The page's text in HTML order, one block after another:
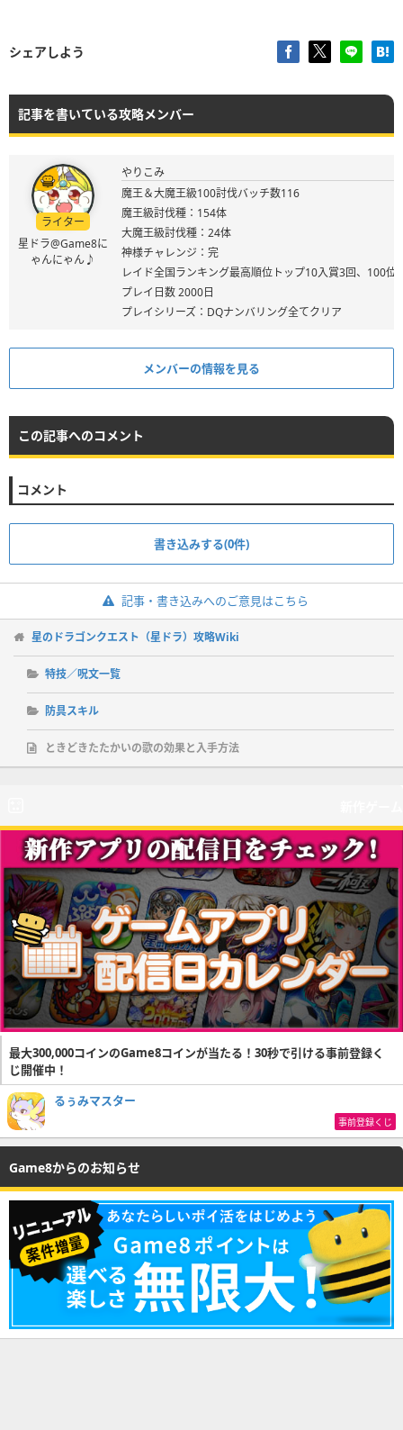
シェアしよう
記事を書いている攻略メンバー
ライター
星ドラ@Game8に
ゃんにゃん♪
やりこみ
魔王＆大魔王級100討伐バッチ数116
魔王級討伐種：154体
大魔王級討伐種：24体
神様チャレンジ：完
レイド全国ランキング最高順位トップ10入賞3回、100位
プレイ日数 2000日
プレイシリーズ：DQナンバリング全てクリア
メンバーの情報を見る
この記事へのコメント
コメント
書き込みする(0件)
記事・書き込みへのご意見はこちら
星のドラゴンクエスト（星ドラ）攻略Wiki
特技／呪文一覧
防具スキル
ときどきたたかいの歌の効果と入手方法
最大300,000コインのGame8コインが当たる！30秒で引ける事前登録く
じ開催中！
るぅみマスター
事前登録くじ
Game8からのお知らせ